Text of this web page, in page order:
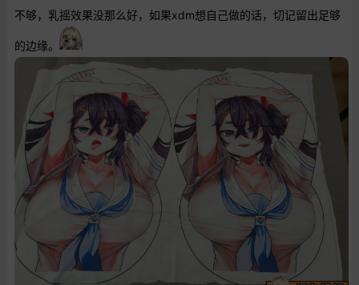
不够，乳摇效果没那么好，如果xdm想自己做的话，切记留出足够
的边缘。